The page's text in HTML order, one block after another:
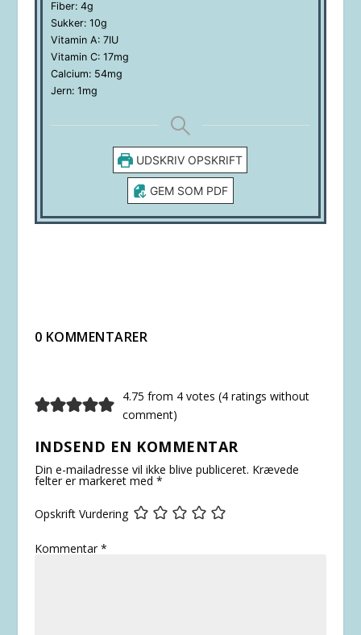
Fiber: 4g
Sukker: 10g
Vitamin A: 7IU
Vitamin C: 17mg
Calcium: 54mg
Jern: 1mg
UDSKRIV OPSKRIFT
GEM SOM PDF
0 KOMMENTARER
4.75 from 4 votes (4 ratings without
comment)
INDSEND EN KOMMENTAR
Din e-mailadresse vil ikke blive publiceret. Krævede
felter er markeret med *
Opskrift Vurdering
Kommentar*